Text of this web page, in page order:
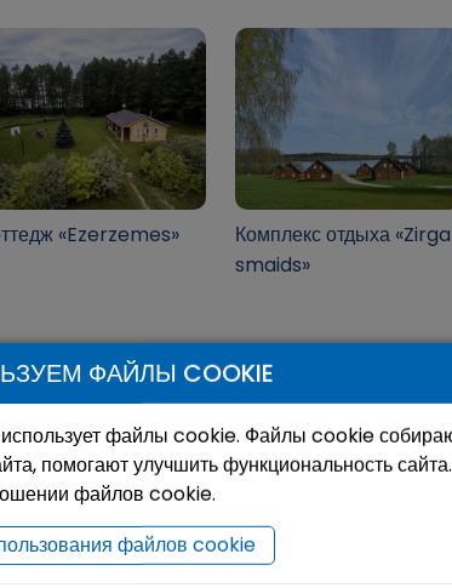
«Ezerzemes»
Комплекс отдыха «Zirga
smaids»
ФАЙЛЫ COOKIE
использует файлы cookie. Файлы cookie
помогают улучшить функциональность
файлов cookie.
файлов cookie